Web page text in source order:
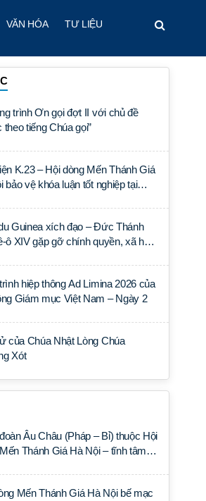
VĂN HÓA TƯ LIỆU
trình Ơn gọi đợt II với chủ đề
theo tiếng Chúa gọi”
K.23 – Hội dòng Mến Thánh Giá
bảo vệ khóa luận tốt nghiệp tại
Guinea xích đạo – Đức Thánh
ô XIV gặp gỡ chính quyền, xã hội
hiệp thông Ad Limina 2026 của
Giám mục Việt Nam – Ngày 2
của Chúa Nhật Lòng Chúa
Xót
Âu Châu (Pháp – Bỉ) thuộc Hội
Thánh Giá Hà Nội – tĩnh tâm
Mến Thánh Giá Hà Nội bế mạc